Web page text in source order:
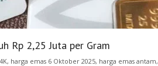
Rp 2,25 Juta per Gram
, harga emas 6 Oktober 2025, harga emas antam,